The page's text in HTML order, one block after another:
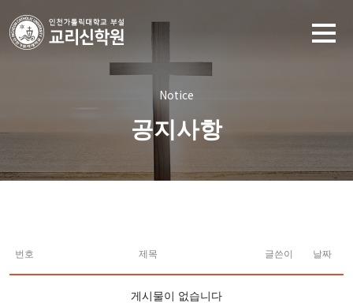
Notice
공지사항
번호 제목 글쓴이 날짜
게시물이 없습니다